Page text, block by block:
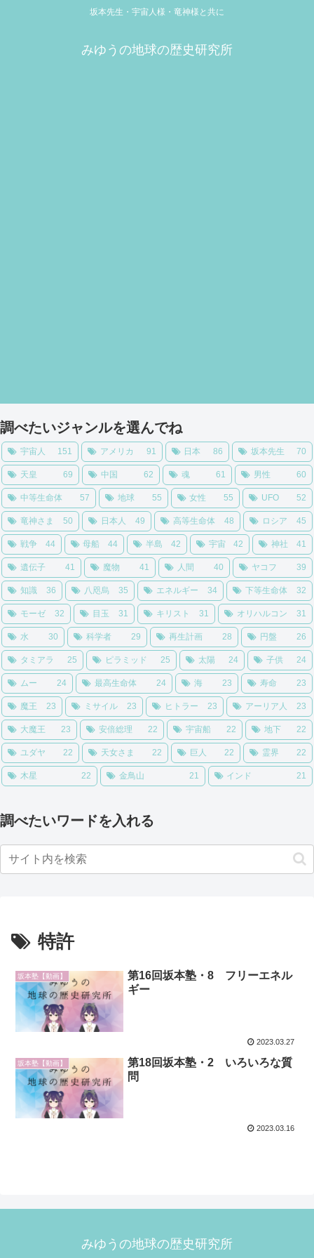
坂本先生・宇宙人様・竜神様と共に
みゆうの地球の歴史研究所
調べたいジャンルを選んでね
宇宙人 151 アメリカ 91 日本 86 坂本先生 70
天皇 69 中国 62 魂 61 男性 60
中等生命体 57 地球 55 女性 55 UFO 52
竜神さま 50 日本人 49 高等生命体 48 ロシア 45
戦争 44 母船 44 半島 42 宇宙 42 神社 41
遺伝子 41 魔物 41 人間 40 ヤコフ 39
知識 36 八咫烏 35 エネルギー 34 下等生命体 32
モーゼ 32 目玉 31 キリスト 31 オリハルコン 31
水 30 科学者 29 再生計画 28 円盤 26
タミアラ 25 ピラミッド 25 太陽 24 子供 24
ムー 24 最高生命体 24 海 23 寿命 23
魔王 23 ミサイル 23 ヒトラー 23 アーリア人 23
大魔王 23 安倍総理 22 宇宙船 22 地下 22
ユダヤ 22 天女さま 22 巨人 22 霊界 22
木星 22 金鳥山 21 インド 21
調べたいワードを入れる
特許
坂本塾【動画】
第16回坂本塾・8 フリーエネル
ギー
2023.03.27
坂本塾【動画】
第18回坂本塾・2 いろいろな質
問
2023.03.16
みゆうの地球の歴史研究所